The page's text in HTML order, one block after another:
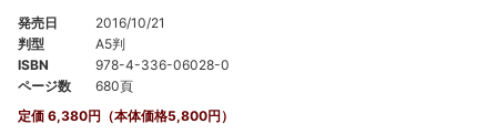
発売日
2016/10/21
判型
A5判
ISBN
978-4-336-06028-0
ページ数
680頁
定価 6,380円（本体価格5,800円）